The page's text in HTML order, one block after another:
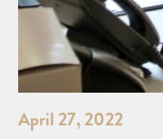
April 27, 2022